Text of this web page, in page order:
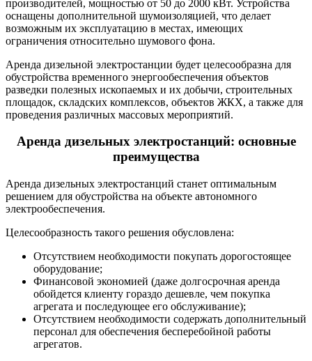
производителей, мощностью от 50 до 2000 кВт. Устройства
оснащены дополнительной шумоизоляцией, что делает
возможным их эксплуатацию в местах, имеющих
ограничения относительно шумового фона.
Аренда дизельной электростанции будет целесообразна для
обустройства временного энергообеспечения объектов
разведки полезных ископаемых и их добычи, строительных
площадок, складских комплексов, объектов ЖКХ, а также для
проведения различных массовых мероприятий.
Аренда дизельных электростанций: основные
преимущества
Аренда дизельных электростанций станет оптимальным
решением для обустройства на объекте автономного
электрообеспечения.
Целесообразность такого решения обусловлена:
Отсутствием необходимости покупать дорогостоящее
оборудование;
Финансовой экономией (даже долгосрочная аренда
обойдется клиенту гораздо дешевле, чем покупка
агрегата и последующее его обслуживание);
Отсутствием необходимости содержать дополнительный
персонал для обеспечения бесперебойной работы
агрегатов.